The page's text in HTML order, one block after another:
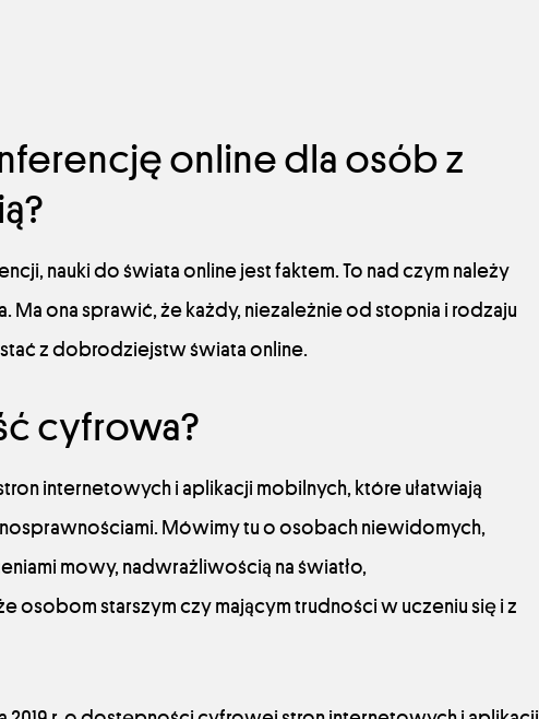
online dla osób z
nauki do świata online jest faktem. To nad czym należy
ona sprawić, że każdy, niezależnie od stopnia i rodzaju
z dobrodziejstw świata online.
cyfrowa?
internetowych i aplikacji mobilnych, które ułatwiają
Mówimy tu o osobach niewidomych,
mowy, nadwrażliwością na światło,
osobom starszym czy mającym trudności w uczeniu się i z